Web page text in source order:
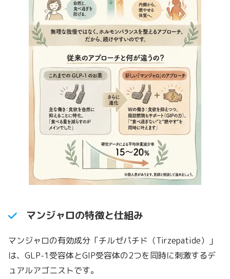
マンジャロの特徴と仕組み
マンジャロの有効成分「チルゼパチド（Tirzepatide）」
は、GLP-1受容体とGIP受容体の2つを同時に刺激するデ
ュアルアゴニストです。